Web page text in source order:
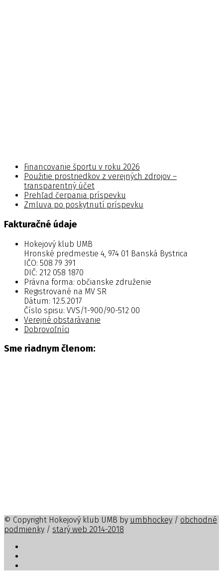
Financovanie športu v roku 2026
Použitie prostriedkov z verejných zdrojov –
transparentný účet
Prehľad čerpania príspevku
Zmluva po poskytnutí príspevku
Fakturačné údaje
Hokejový klub UMB
Hronské predmestie 4, 974 01 Banská Bystrica
IČO: 508 79 391
DIČ: 212 058 1870
Právna forma: občianske združenie
Registrované na MV SR
Dátum: 12.5.2017
Číslo spisu: VVS/1-900/90-512 00
Verejné obstarávanie
Dobrovoľníci
Sme riadnym členom:
© Copyright Hokejový klub UMB by umbhockey / obchodné
podmienky / starý web 2014-2018